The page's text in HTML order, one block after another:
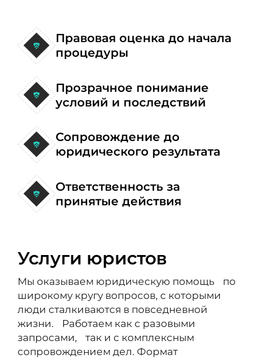
Правовая оценка до начала
процедуры
Прозрачное понимание
условий и последствий
Сопровождение до
юридического результата
Ответственность за
принятые действия
Услуги юристов
Мы оказываем юридическую помощь по
широкому кругу вопросов, с которыми
люди сталкиваются в повседневной
жизни. Работаем как с разовыми
запросами, так и с комплексным
сопровождением дел. Формат